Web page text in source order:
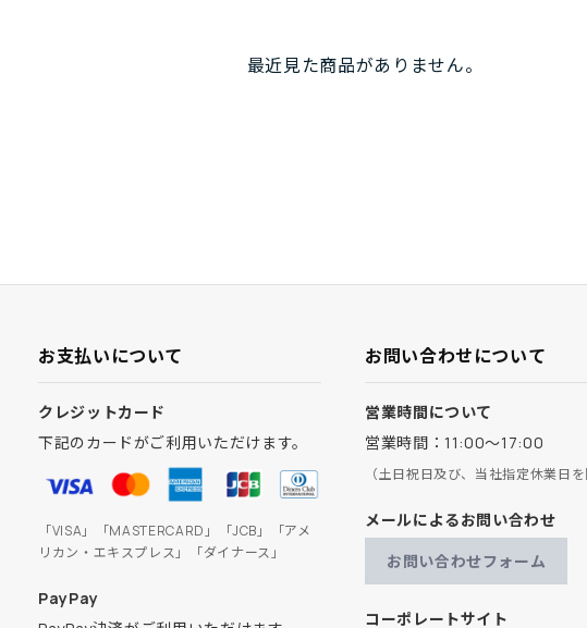
最近見た商品がありません。
お支払いについて
クレジットカード
下記のカードがご利用いただけます。
「VISA」「MASTERCARD」「JCB」「アメ
リカン・エキスプレス」「ダイナース」
PayPay
お問い合わせについて
営業時間について
営業時間：11:00～17:00
（土日祝日及び、当社指定休業日を
メールによるお問い合わせ
お問い合わせフォーム
コーポレートサイト